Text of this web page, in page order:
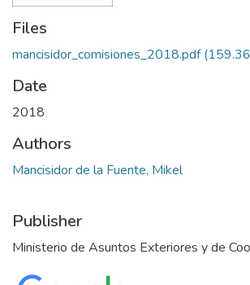
Policies
Files
mancisidor_comisiones_2018.pdf
Date
2018
Authors
Mancisidor de la Fuente, Mikel
Publisher
Ministerio de Asuntos Exteriores y de